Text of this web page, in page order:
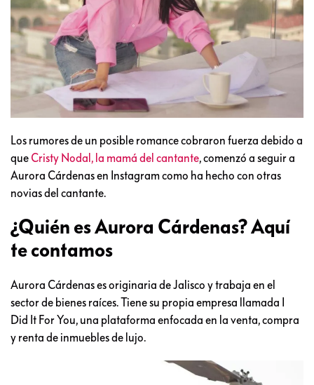
Los rumores de un posible romance cobraron fuerza debido a
que Cristy Nodal, la mamá del cantante, comenzó a seguir a
Aurora Cárdenas en Instagram como ha hecho con otras
novias del cantante.
¿Quién es Aurora Cárdenas? Aquí
te contamos
Aurora Cárdenas es originaria de Jalisco y trabaja en el
sector de bienes raíces. Tiene su propia empresa llamada I
Did It For You, una plataforma enfocada en la venta, compra
y renta de inmuebles de lujo.